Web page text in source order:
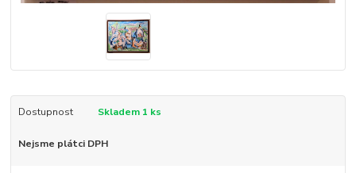
Dostupnost Skladem 1 ks
Nejsme plátci DPH